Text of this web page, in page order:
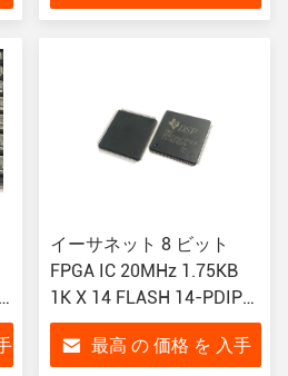
イーサネット 8 ビット
FPGA IC 20MHz 1.75KB
1K X 14 FLASH 14-PDIP
マイクロコントローラ IC
PIC16F676-I/P
最高 の 価格 を 入手